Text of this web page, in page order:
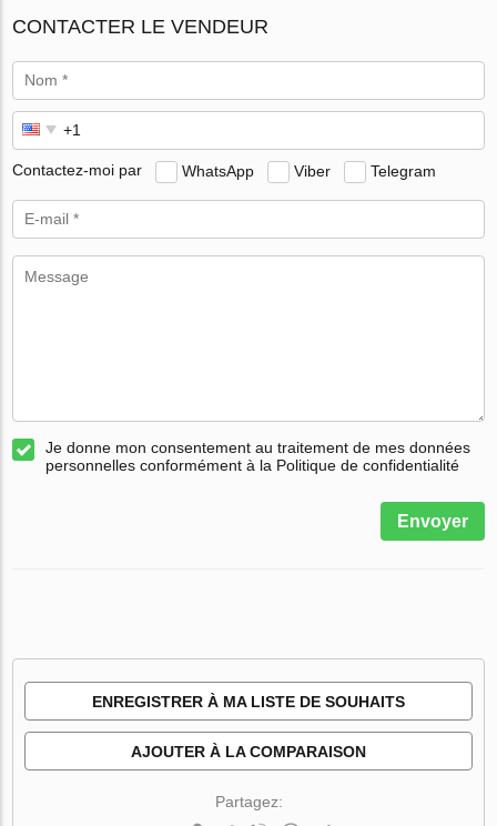
CONTACTER LE VENDEUR
Contactez-moi par WhatsApp Viber Telegram
Je donne mon consentement au traitement de mes données
personnelles conformément à la Politique de confidentialité
Envoyer
ENREGISTRER À MA LISTE DE SOUHAITS
AJOUTER À LA COMPARAISON
Partagez: